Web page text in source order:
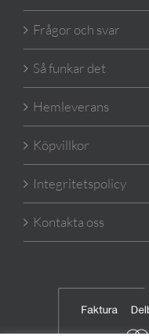
Frågor och svar
Så funkar det
Hemleverans
Köpvillkor
Integritetspolicy
Kontakta oss